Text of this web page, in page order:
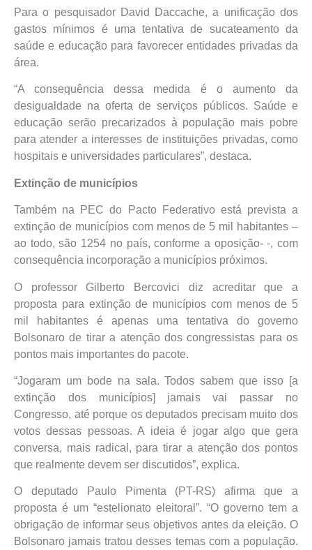
Para o pesquisador David Daccache, a unificação dos
gastos mínimos é uma tentativa de sucateamento da
saúde e educação para favorecer entidades privadas da
área.
“A consequência dessa medida é o aumento da
desigualdade na oferta de serviços públicos. Saúde e
educação serão precarizados à população mais pobre
para atender a interesses de instituições privadas, como
hospitais e universidades particulares”, destaca.
Extinção de municípios
Também na PEC do Pacto Federativo está prevista a
extinção de municípios com menos de 5 mil habitantes –
ao todo, são 1254 no país, conforme a oposição- -, com
consequência incorporação a municípios próximos.
O professor Gilberto Bercovici diz acreditar que a
proposta para extinção de municípios com menos de 5
mil habitantes é apenas uma tentativa do governo
Bolsonaro de tirar a atenção dos congressistas para os
pontos mais importantes do pacote.
“Jogaram um bode na sala. Todos sabem que isso [a
extinção dos municípios] jamais vai passar no
Congresso, até porque os deputados precisam muito dos
votos dessas pessoas. A ideia é jogar algo que gera
conversa, mais radical, para tirar a atenção dos pontos
que realmente devem ser discutidos”, explica.
O deputado Paulo Pimenta (PT-RS) afirma que a
proposta é um “estelionato eleitoral”. “O governo tem a
obrigação de informar seus objetivos antes da eleição. O
Bolsonaro jamais tratou desses temas com a população.